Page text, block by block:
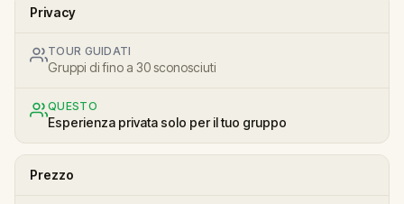
Privacy
TOUR GUIDATI
Gruppi di fino a 30 sconosciuti
QUESTO
Esperienza privata solo per il tuo gruppo
Prezzo